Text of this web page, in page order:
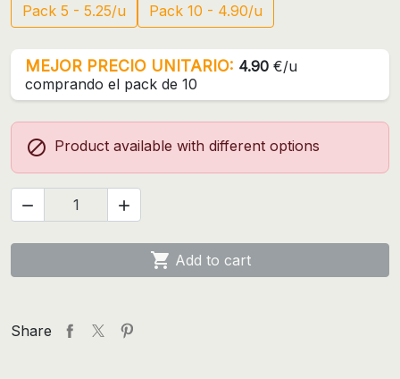
Pack 5 - 5.25/u
Pack 10 - 4.90/u
MEJOR PRECIO UNITARIO: 4.90 €/u
comprando el pack de 10
 Product available with different options
 
 Add to cart
Share